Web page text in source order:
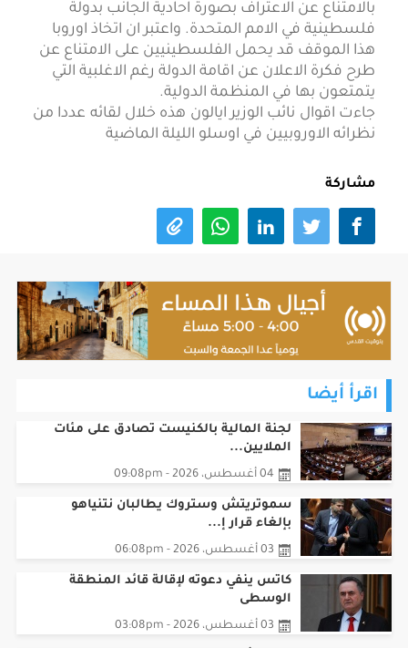
بالامتناع عن الاعتراف بصورة احادية الجانب بدولة
فلسطينية في الامم المتحدة. واعتبر ان اتخاذ اوروبا
هذا الموقف قد يحمل الفلسطينيين على الامتناع عن
طرح فكرة الاعلان عن اقامة الدولة رغم الاغلبية التي
يتمتعون بها في المنظمة الدولية.
جاءت اقوال نائب الوزير ايالون هذه خلال لقائه عددا من
نظرائه الاوروبيين في اوسلو الليلة الماضية
مشاركة
اقرأ أيضا
لجنة المالية بالكنيست تصادق على مئات
الملايين...
04 أغسطس، 2026 - 09:08pm
سموتريتش وستروك يطالبان نتنياهو
بإلغاء قرار إ...
03 أغسطس، 2026 - 06:08pm
كاتس ينفي دعوته لإقالة قائد المنطقة
الوسطى
03 أغسطس، 2026 - 03:08pm